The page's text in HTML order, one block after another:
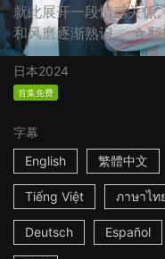
就此展开一段情感关係
和风磨逐渐熟识。 ☆翻
日本2024
首集免费
字幕
English
繁體中文
Tiếng Việt ภาษาไท
Deutsch Español